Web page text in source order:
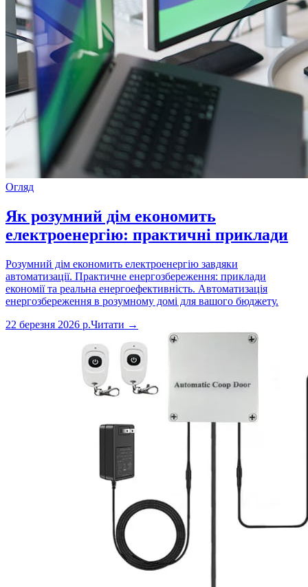
Огляд
Як розумний дім економить
електроенергію: практичні приклади
Розумний дім економить електроенергію завдяки
автоматизації. Практичне енергозбереження: приклади
економії та реальна енергоефективність. Автоматизація
енергозбереження в розумному домі для вашого бюджету.
22 березня 2026 р.Читати →